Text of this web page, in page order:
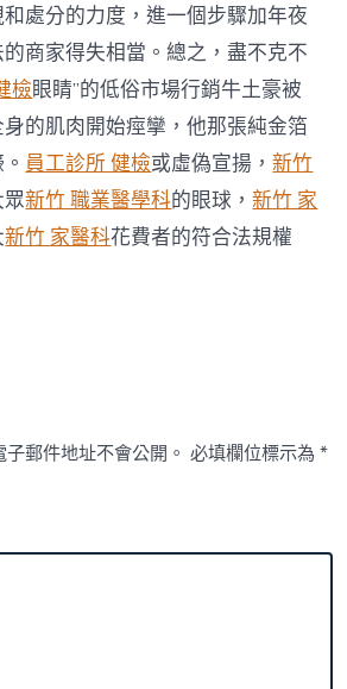
處分的力度，進一個步驟加年夜
商家得失相當。總之，盡不克不
檢眼睛”的低俗市場行銷牛土豪被
的肌肉開始痙攣，他那張純金箔
員工診所 健檢或虛偽宣揚，新竹
眾新竹 職業醫學科的眼球，新竹 家
新竹 家醫科花費者的符合法規權
郵件地址不會公開。 必填欄位標示為*